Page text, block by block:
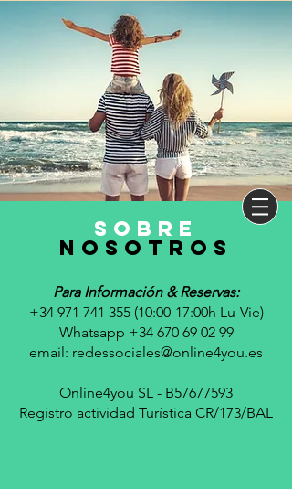
sobre
nosotros
Para Información & Reservas:
+34 971 741 355 (10:00-17:00h Lu-Vie)
Whatsapp +34 670 69 02 99
email: redessociales@online4you.es
Online4you SL - B57677593
Registro actividad Turística CR/173/BAL